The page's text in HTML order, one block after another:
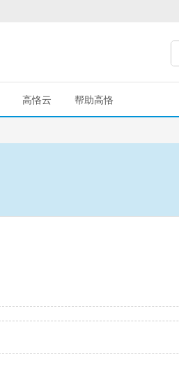
高恪云 帮助高恪